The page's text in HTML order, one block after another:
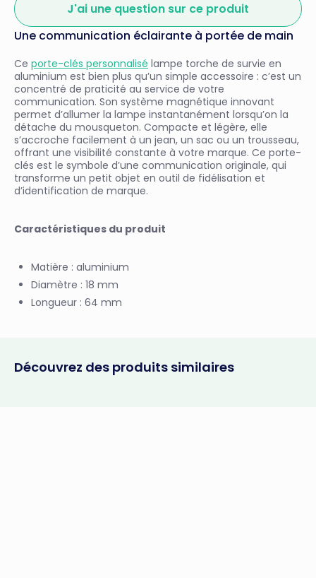
J'ai une question sur ce produit
Une communication éclairante à portée de main
Ce porte-clés personnalisé lampe torche de survie en
aluminium est bien plus qu’un simple accessoire : c’est un
concentré de praticité au service de votre
communication. Son système magnétique innovant
permet d’allumer la lampe instantanément lorsqu’on la
détache du mousqueton. Compacte et légère, elle
s’accroche facilement à un jean, un sac ou un trousseau,
offrant une visibilité constante à votre marque. Ce porte-
clés est le symbole d’une communication originale, qui
transforme un petit objet en outil de fidélisation et
d’identification de marque.
Caractéristiques du produit
Matière : aluminium
Diamètre : 18 mm
Longueur : 64 mm
Découvrez des produits similaires